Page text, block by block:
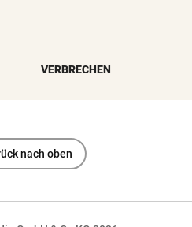
VERBRECHEN
nach oben